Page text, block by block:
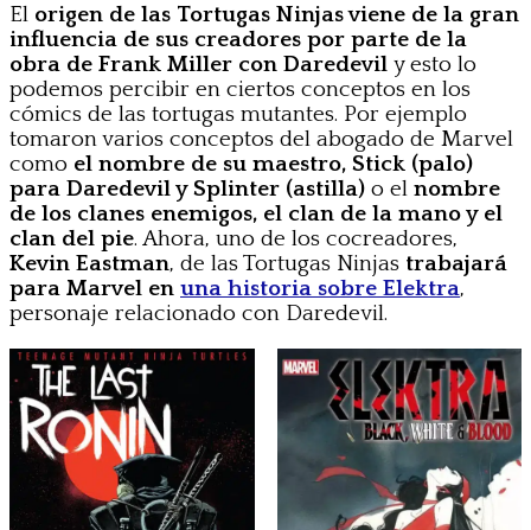
El origen de las Tortugas Ninjas viene de la gran
influencia de sus creadores por parte de la
obra de Frank Miller con Daredevil y esto lo
podemos percibir en ciertos conceptos en los
cómics de las tortugas mutantes. Por ejemplo
tomaron varios conceptos del abogado de Marvel
como el nombre de su maestro, Stick (palo)
para Daredevil y Splinter (astilla) o el nombre
de los clanes enemigos, el clan de la mano y el
clan del pie. Ahora, uno de los cocreadores,
Kevin Eastman, de las Tortugas Ninjas trabajará
para Marvel en una historia sobre Elektra,
personaje relacionado con Daredevil.